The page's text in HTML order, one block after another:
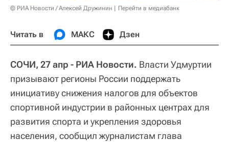
© РИА Новости / Алексей Дружинин Перейти в медиабанк
Читать в МАКС Дзен
СОЧИ, 27 апр - РИА Новости. Власти Удмуртии
призывают регионы России поддержать
инициативу снижения налогов для объектов
спортивной индустрии в районных центрах для
развития спорта и укрепления здоровья
населения, сообщил журналистам глава